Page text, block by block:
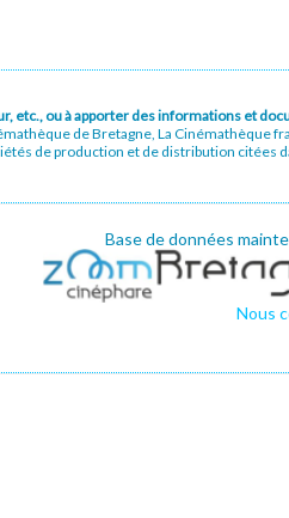
etc., ou à apporter des informations et
de Bretagne, La Cinémathèque
de production et de distribution citées
Base de données
Nous